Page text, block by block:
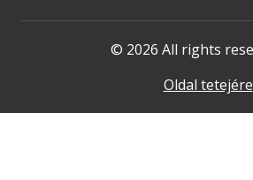
© 2026 All rights
Oldal tetejére